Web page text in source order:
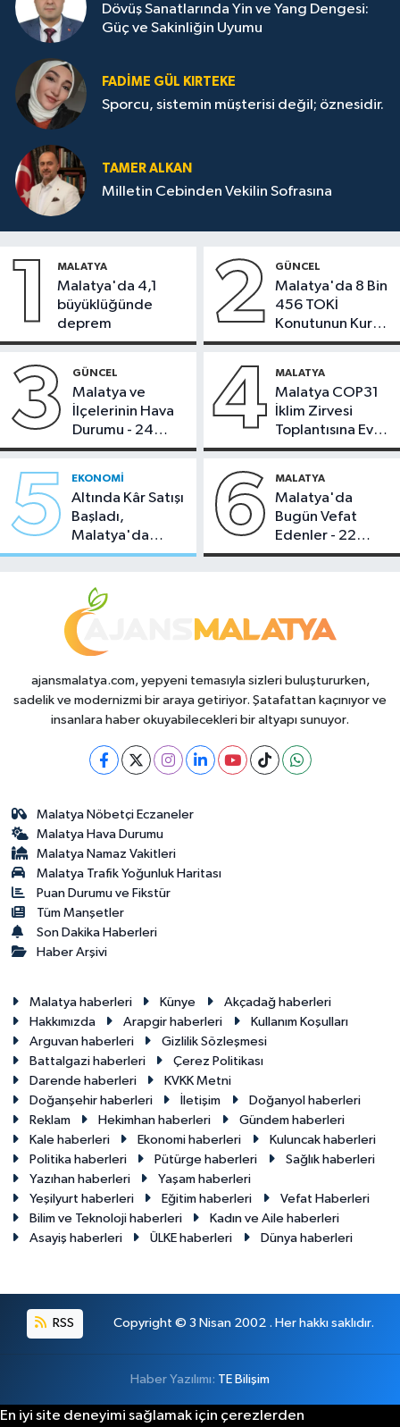
Dövüş Sanatlarında Yin ve Yang Dengesi:
Güç ve Sakinliğin Uyumu
FADIME GÜL KIRTEKE
Sporcu, sistemin müşterisi değil; öznesidir.
TAMER ALKAN
Milletin Cebinden Vekilin Sofrasına
1 MALATYA
Malatya'da 4,1
büyüklüğünde
deprem
2 GÜNCEL
Malatya'da 8 Bin
456 TOKİ
Konutunun Kurası
Bugün Çekiliyor
3 GÜNCEL
Malatya ve
İlçelerinin Hava
Durumu - 24
Temmuz 2026
4 MALATYA
Malatya COP31
İklim Zirvesi
Toplantısına Ev
Sahipliği Yaptı
5 EKONOMI
Altında Kâr Satışı
Başladı,
Malatya'da
Makas Ne
6 MALATYA
Malatya'da
Bugün Vefat
Edenler - 22
Temmuz 2026
ajansmalatya.com, yepyeni temasıyla sizleri buluştururken,
sadelik ve modernizmi bir araya getiriyor. Şatafattan kaçınıyor ve
insanlara haber okuyabilecekleri bir altyapı sunuyor.
Malatya Nöbetçi Eczaneler
Malatya Hava Durumu
Malatya Namaz Vakitleri
Malatya Trafik Yoğunluk Haritası
Puan Durumu ve Fikstür
Tüm Manşetler
Son Dakika Haberleri
Haber Arşivi
Malatya haberleri Künye
Akçadağ haberleri
Hakkımızda
Arapgir haberleri
Kullanım Koşulları
Arguvan haberleri
Gizlilik Sözleşmesi
Battalgazi haberleri
Çerez Politikası
Darende haberleri
KVKK Metni
Doğanşehir haberleri
İletişim
Doğanyol haberleri
Reklam
Hekimhan haberleri
Gündem haberleri
Kale haberleri
Ekonomi haberleri
Kuluncak haberleri
Politika haberleri
Pütürge haberleri
Sağlık haberleri
Yazıhan haberleri
Yaşam haberleri
Yeşilyurt haberleri
Eğitim haberleri
Vefat Haberleri
Bilim ve Teknoloji haberleri
Kadın ve Aile haberleri
Asayiş haberleri
ÜLKE haberleri Dünya haberleri
RSS Copyright © 3 Nisan 2002 . Her hakkı saklıdır.
Haber Yazılımı: TE Bilişim
En iyi site deneyimi sağlamak için çerezlerden